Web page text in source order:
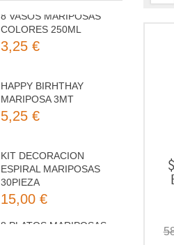
HAPPY BIRHTHAY
5,25 €
KIT DECORACION
15,00 €
8 PLATOS MARIPOSAS
COLORES 23CM
3,50 €